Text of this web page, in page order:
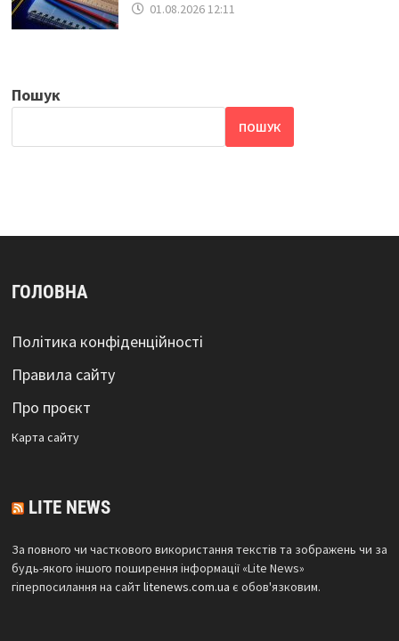
01.08.2026 12:11
Пошук
ПОШУК
ГОЛОВНА
Політика конфіденційності
Правила сайту
Про проєкт
Карта сайтy
LITE NEWS
За повного чи часткового використання текстів та зображень чи за
будь-якого іншого поширення інформації «Lite News»
гіперпосилання на сайтlitenews.com.ua є обов'язковим.